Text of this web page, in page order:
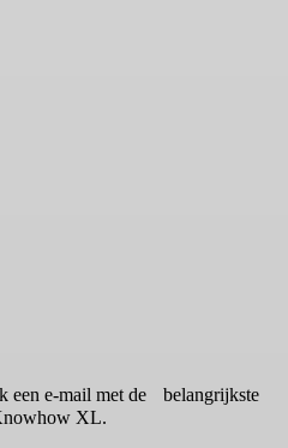
een e-mail met de belangrijkste
XL.